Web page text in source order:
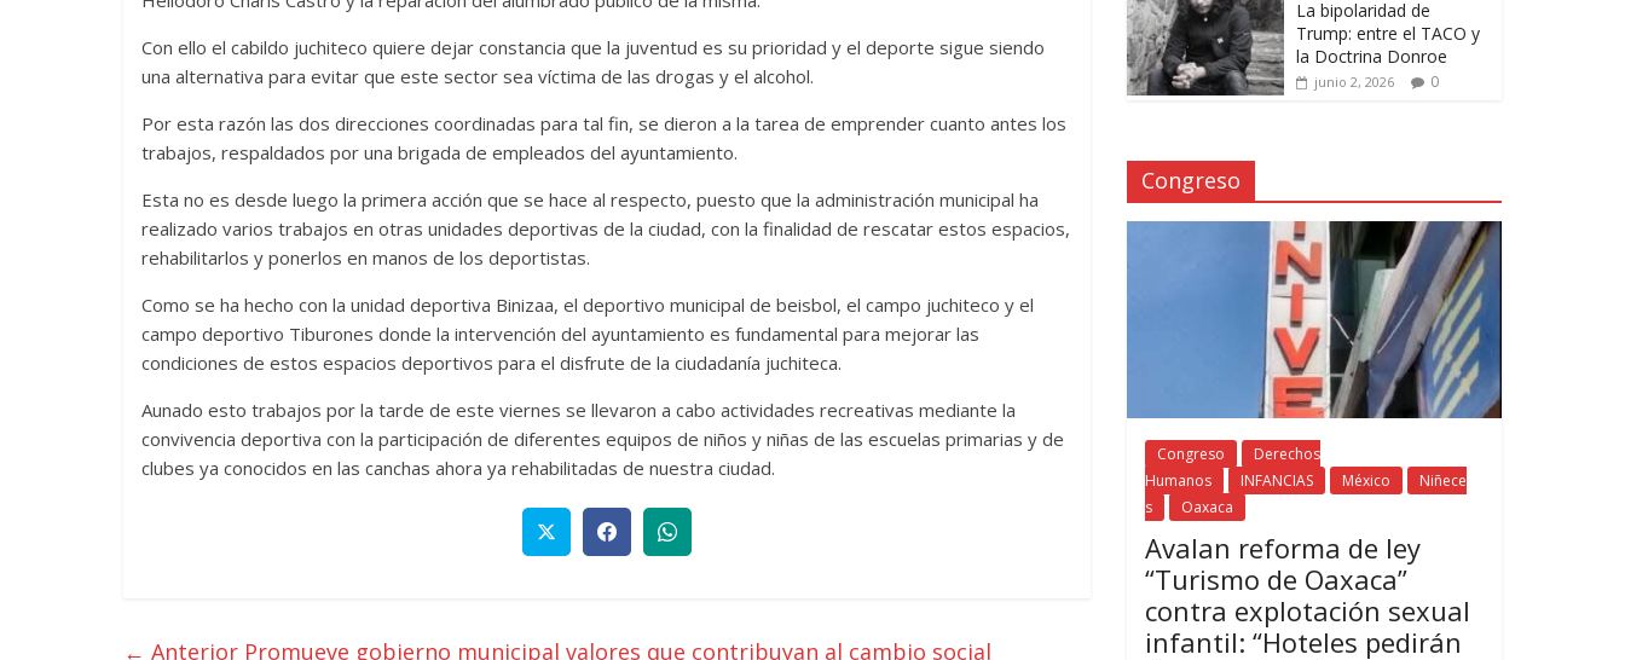
Con ello el cabildo juchiteco quiere dejar constancia que la juventud es su prioridad y el deporte sigue siendo
una alternativa para evitar que este sector sea víctima de las drogas y el alcohol.
Por esta razón las dos direcciones coordinadas para tal fin, se dieron a la tarea de emprender cuanto antes los
trabajos, respaldados por una brigada de empleados del ayuntamiento.
Esta no es desde luego la primera acción que se hace al respecto, puesto que la administración municipal ha
realizado varios trabajos en otras unidades deportivas de la ciudad, con la finalidad de rescatar estos espacios,
rehabilitarlos y ponerlos en manos de los deportistas.
Como se ha hecho con la unidad deportiva Binizaa, el deportivo municipal de beisbol, el campo juchiteco y el
campo deportivo Tiburones donde la intervención del ayuntamiento es fundamental para mejorar las
condiciones de estos espacios deportivos para el disfrute de la ciudadanía juchiteca.
Aunado esto trabajos por la tarde de este viernes se llevaron a cabo actividades recreativas mediante la
convivencia deportiva con la participación de diferentes equipos de niños y niñas de las escuelas primarias y de
clubes ya conocidos en las canchas ahora ya rehabilitadas de nuestra ciudad.
← Anterior Promueve gobierno municipal valores que contribuyan al cambio social
La bipolaridad de
Trump: entre el TACO y
la Doctrina Donroe
junio 2, 2026 0
Congreso
Congreso
Derechos
Humanos
INFANCIAS México
Niñece
s
Oaxaca
Avalan reforma de ley
“Turismo de Oaxaca”
contra explotación sexual
infantil: “Hoteles pedirán